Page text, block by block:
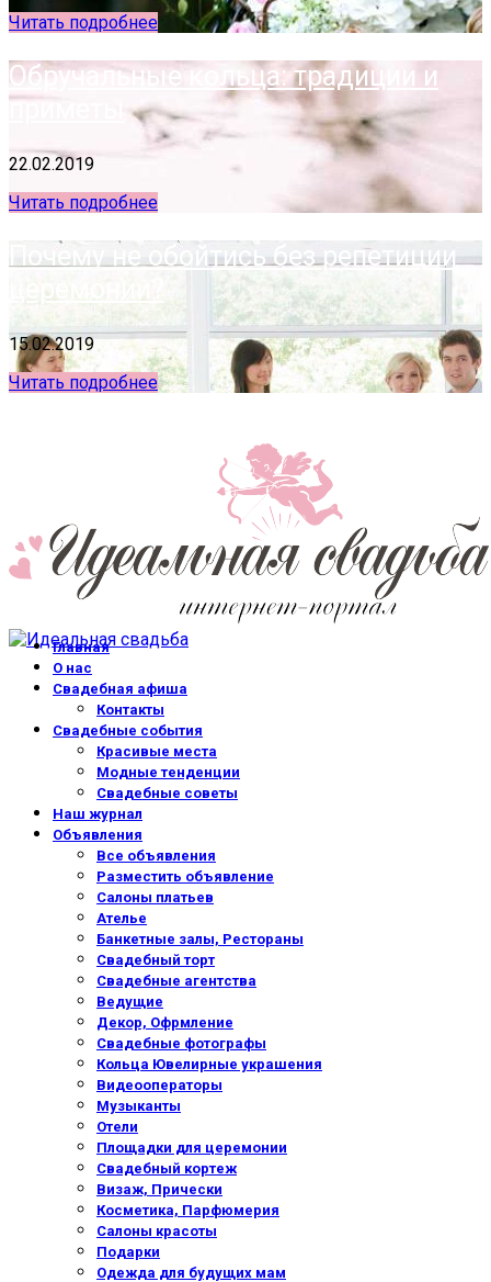
Читать подробнее
Обручальные кольца: традиции и
приметы
22.02.2019
Читать подробнее
Почему не обойтись без репетиции
церемонии?
15.02.2019
Читать подробнее
Главная
О нас
Свадебная афиша
Контакты
Свадебные события
Красивые места
Модные тенденции
Свадебные советы
Наш журнал
Объявления
Все объявления
Разместить объявление
Салоны платьев
Ателье
Банкетные залы, Рестораны
Свадебный торт
Свадебные агентства
Ведущие
Декор, Офрмление
Свадебные фотографы
Кольца Ювелирные украшения
Видеооператоры
Музыканты
Отели
Площадки для церемонии
Свадебный кортеж
Визаж, Прически
Косметика, Парфюмерия
Салоны красоты
Подарки
Одежда для будущих мам